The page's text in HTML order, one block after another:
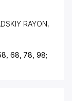
RAYON,
68, 78, 98;